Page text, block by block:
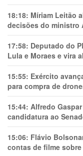
18:18: Míriam Leitão
decisões do ministro
17:58: Deputado do
Lula e Moraes e vira
15:55: Exército
para compra de
15:44: Alfredo
candidatura ao
15:06: Flávio
contas de filme